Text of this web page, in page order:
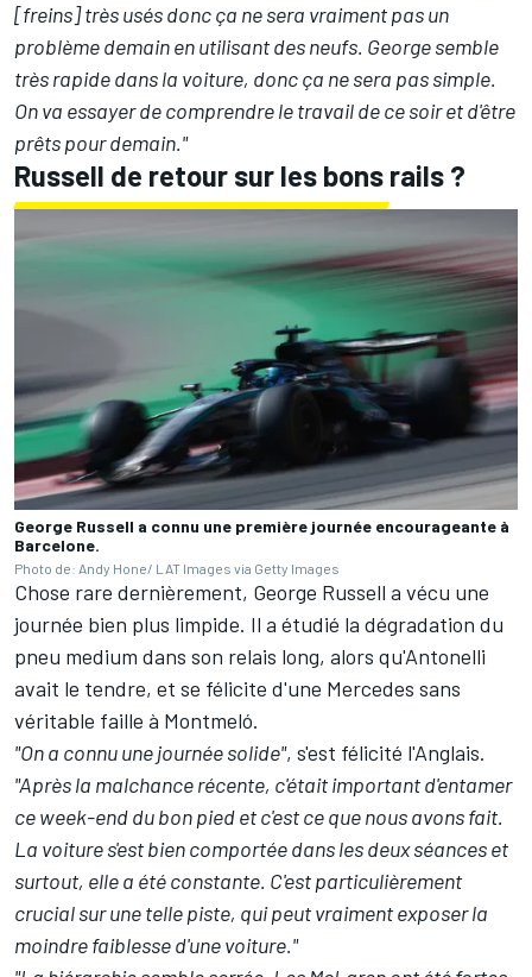
[freins] très usés donc ça ne sera vraiment pas un
problème demain en utilisant des neufs. George semble
très rapide dans la voiture, donc ça ne sera pas simple.
On va essayer de comprendre le travail de ce soir et d'être
prêts pour demain."
Russell de retour sur les bons rails ?
George Russell a connu une première journée encourageante à
Barcelone.
Photo de: Andy Hone/ LAT Images via Getty Images
Chose rare dernièrement, George Russell a vécu une
journée bien plus limpide. Il a étudié la dégradation du
pneu medium dans son relais long, alors qu'Antonelli
avait le tendre, et se félicite d'une Mercedes sans
véritable faille à Montmeló.
"On a connu une journée solide", s'est félicité l'Anglais.
"Après la malchance récente, c'était important d'entamer
ce week-end du bon pied et c'est ce que nous avons fait.
La voiture s'est bien comportée dans les deux séances et
surtout, elle a été constante. C'est particulièrement
crucial sur une telle piste, qui peut vraiment exposer la
moindre faiblesse d'une voiture."